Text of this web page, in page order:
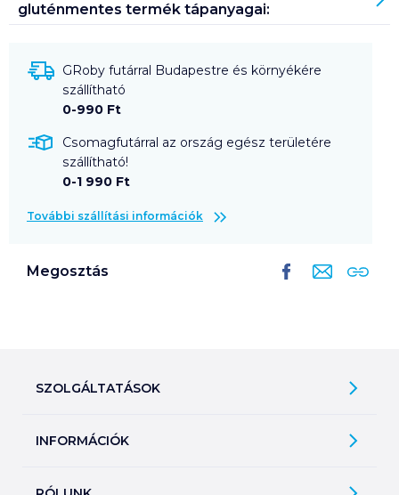
gluténmentes termék tápanyagai:
GRoby futárral Budapestre és környékére
szállítható
0-990 Ft
Csomagfutárral az ország egész területére
szállítható!
0-1 990 Ft
További szállítási információk
Megosztás
SZOLGÁLTATÁSOK
Árfigyelő
INFORMÁCIÓK